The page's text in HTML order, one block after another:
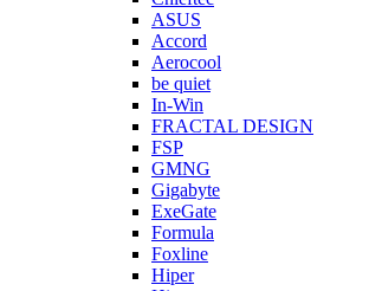
ASUS
Accord
Aerocool
be quiet
In-Win
FRACTAL DESIGN
FSP
GMNG
Gigabyte
ExeGate
Formula
Foxline
Hiper